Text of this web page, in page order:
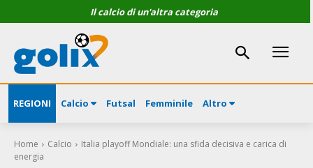
Il calcio di un'altra categoria
REGIONI Calcio Futsal Femminile Altro
Home Calcio
Italia playoff Mondiale: una sfida decisiva e carica di
energia